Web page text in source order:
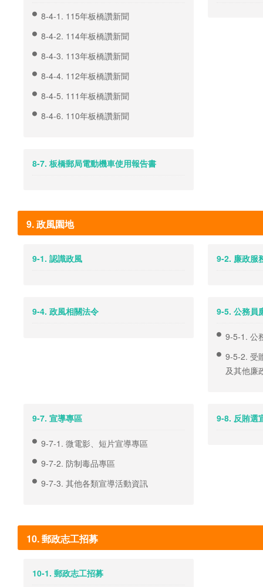
8-4-1. 115年板橋讚新聞
8-4-2. 114年板橋讚新聞
8-4-3. 113年板橋讚新聞
8-4-4. 112年板橋讚新聞
8-4-5. 111年板橋讚新聞
8-4-6. 110年板橋讚新聞
8-7. 板橋郵局電動機車使用報告書
9. 政風園地
9-1. 認識政風 9-2. 廉政服
9-4. 政風相關法令 9-5. 公務員
9-5-1. 公
9-5-2. 受
及其他廉
9-7. 宣導專區
9-7-1. 微電影、短片宣導專區
9-7-2. 防制毒品專區
9-7-3. 其他各類宣導活動資訊
9-8. 反賄選
10. 郵政志工招募
10-1. 郵政志工招募